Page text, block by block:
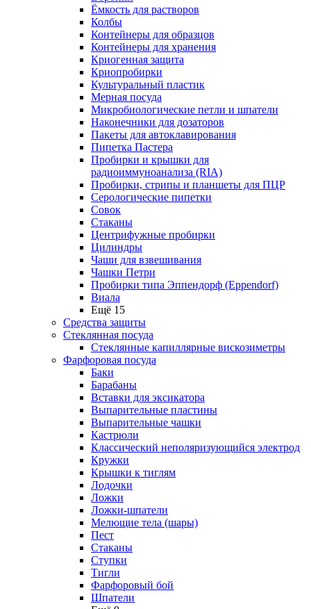
Ёмкость для растворов
Колбы
Контейнеры для образцов
Контейнеры для хранения
Криогенная защита
Криопробирки
Культуральный пластик
Мерная посуда
Микробиологические петли и шпатели
Наконечники для дозаторов
Пакеты для автоклавирования
Пипетка Пастера
Пробирки и крышки для
радиоиммуноанализа (RIA)
Пробирки, стрипы и планшеты для ПЦР
Серологические пипетки
Совок
Стаканы
Центрифужные пробирки
Цилиндры
Чаши для взвешивания
Чашки Петри
Пробирки типа Эппендорф (Eppendorf)
Виала
Ещё 15
Средства защиты
Стеклянная посуда
Стеклянные капиллярные вискозиметры
Фарфоровая посуда
Баки
Барабаны
Вставки для эксикатора
Выпарительные пластины
Выпарительные чашки
Кастрюли
Классический неполяризующийся электрод
Кружки
Крышки к тиглям
Лодочки
Ложки
Ложки-шпатели
Мелющие тела (шары)
Пест
Стаканы
Ступки
Тигли
Фарфоровый бой
Шпатели